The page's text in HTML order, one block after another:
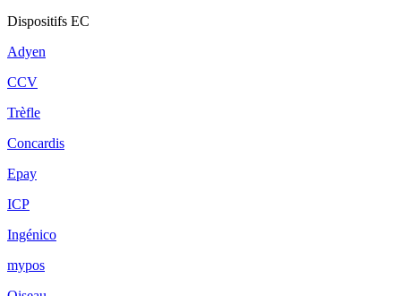
Dispositifs EC
Adyen
CCV
Trèfle
Concardis
Epay
ICP
Ingénico
mypos